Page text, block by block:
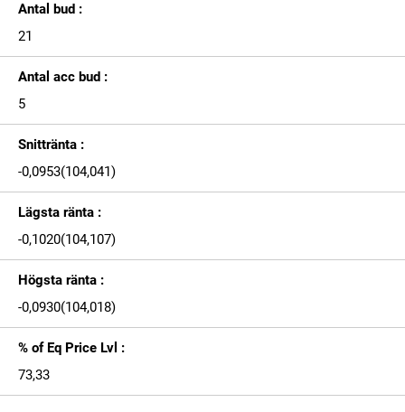
Antal bud :
21
Antal acc bud :
5
Snittränta :
-0,0953(104,041)
Lägsta ränta :
-0,1020(104,107)
Högsta ränta :
-0,0930(104,018)
% of Eq Price Lvl :
73,33